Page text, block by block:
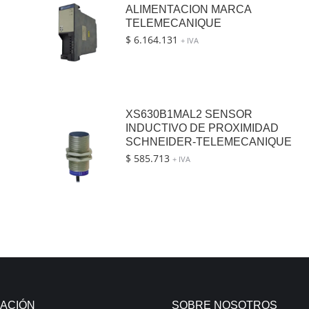
ALIMENTACION MARCA
TELEMECANIQUE
$ 6.164.131 + IVA
XS630B1MAL2 SENSOR
INDUCTIVO DE PROXIMIDAD
SCHNEIDER-TELEMECANIQUE
$ 585.713 + IVA
SOBRE NOSOTROS